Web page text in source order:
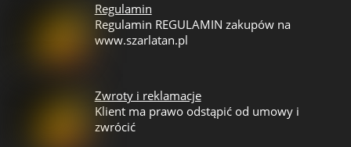
Regulamin
Regulamin REGULAMIN zakupów na
www.szarlatan.pl
Zwroty i reklamacje
Klient ma prawo odstąpić od umowy i
zwrócić